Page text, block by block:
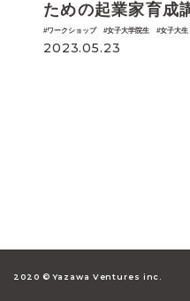
ための起業家育成
ワークショップ 女子大学院生 女子大生
2023.05.23
2020 © Yazawa Ventures inc.